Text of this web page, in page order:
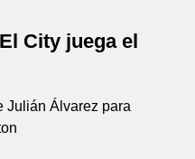
City juega el